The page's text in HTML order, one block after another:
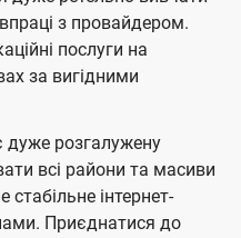
б
а
ч
н
н
я
м
з провайдером.
послуги на
за вигідними
дуже розгалужену
всі райони та масиви
інтернет-
Приєднатися до